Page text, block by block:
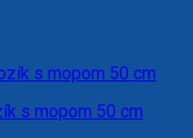
s mopom 50 cm